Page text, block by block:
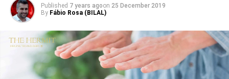
Published 7 years agoon 25 December 2019
By Fábio Rosa (BILAL)